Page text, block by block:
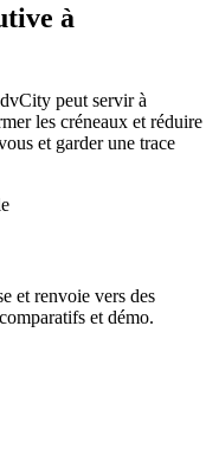
à
peut servir à
les créneaux et réduire
et garder une trace
et renvoie vers des
et démo.